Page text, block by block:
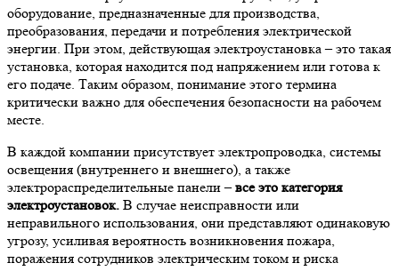
оборудование, предназначенные для производства,
преобразования, передачи и потребления электрической
энергии. При этом, действующая электроустановка – это такая
установка, которая находится под напряжением или готова к
его подаче. Таким образом, понимание этого термина
критически важно для обеспечения безопасности на рабочем
месте.
В каждой компании присутствует электропроводка, системы
освещения (внутреннего и внешнего), а также
электрораспределительные панели –все это категория
электроустановок. В случае неисправности или
неправильного использования, они представляют одинаковую
угрозу, усиливая вероятность возникновения пожара,
поражения сотрудников электрическим током и риска